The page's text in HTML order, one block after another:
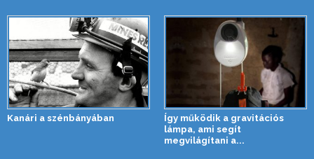
Kanári a szénbányában
Így működik a gravitációs
lámpa, ami segít
megvilágítani a...